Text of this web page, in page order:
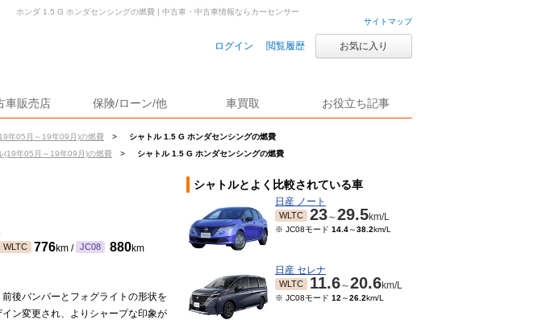
サイトマップ
ログイン 閲覧履歴 お気に入り
車販売店 保険/ローン/他 車買取 お役立ち記事
年05月～19年09月)の燃費 >
シャトル 1.5 G ホンダセンシングの燃費
(19年05月～19年09月)の燃費 > シャトル 1.5 G ホンダセンシングの燃費
ホンダ 1.5 G ホンダセンシングの燃費 | 中古車・中古車情報ならカーセンサー
WLTC 776km / JC08 880km
後バンパーとフォグライトの形状を
ン変更され、よりシャープな印象が
シャトルとよく比較されている車
日産 ノート
WLTC 23～29.5km/L
※ JC08モード 14.4～38.2km/L
日産 セレナ
WLTC 11.6～20.6km/L
※ JC08モード 12 ～26.2km/L